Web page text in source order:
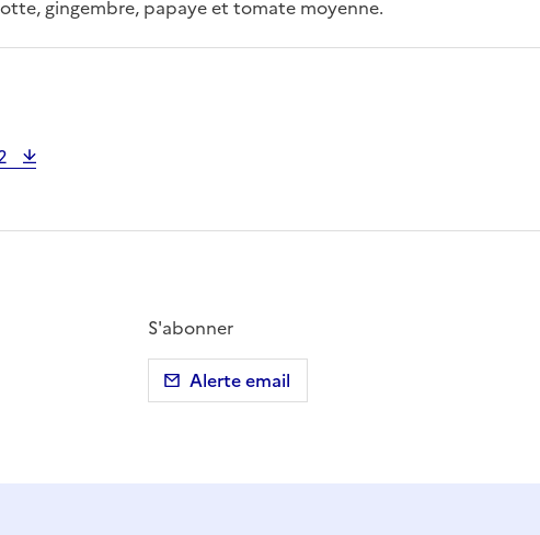
gingembre, papaye et tomate moyenne.
Twitter)
par email
Copier dans le presse-papier
S'abonner
Alerte email